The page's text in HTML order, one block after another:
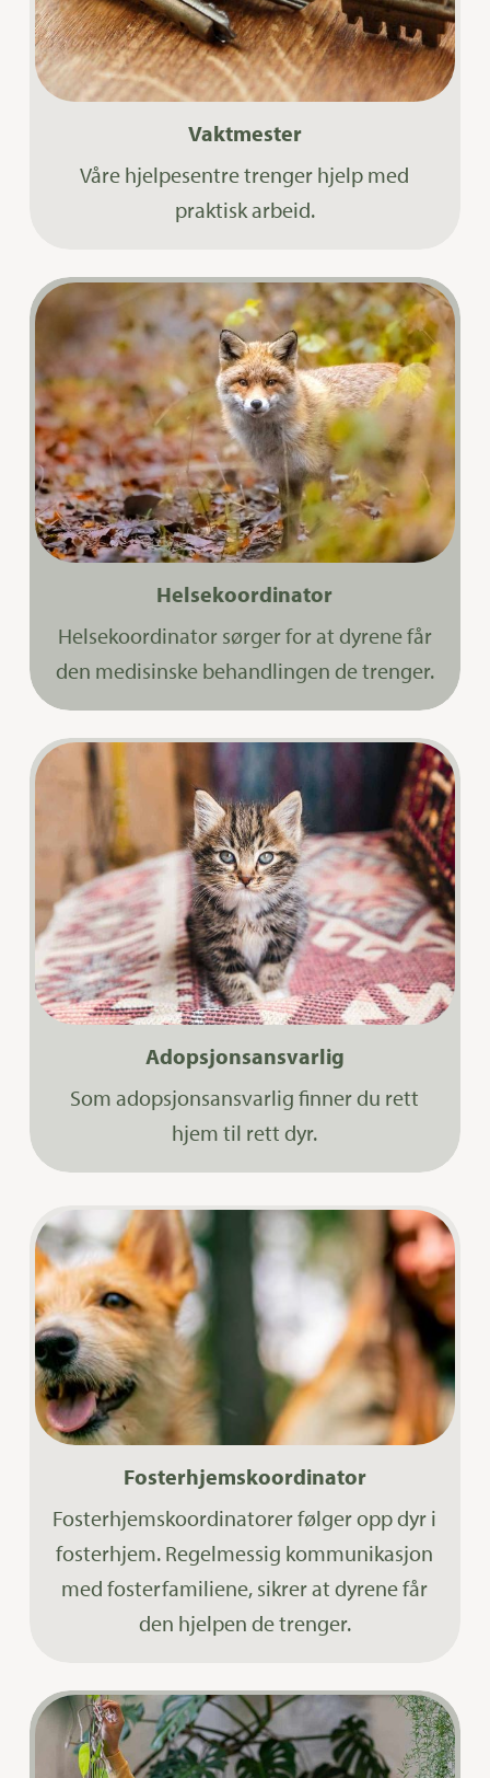
Vaktmester
Våre hjelpesentre trenger hjelp med
praktisk arbeid.
Helsekoordinator
Helsekoordinator sørger for at dyrene får
den medisinske behandlingen de trenger.
Adopsjonsansvarlig
Som adopsjonsansvarlig finner du rett
hjem til rett dyr.
Fosterhjemskoordinator
Fosterhjemskoordinatorer følger opp dyr i
fosterhjem. Regelmessig kommunikasjon
med fosterfamiliene, sikrer at dyrene får
den hjelpen de trenger.